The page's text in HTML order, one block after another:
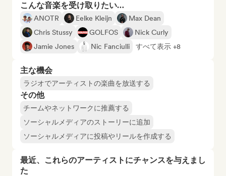
こんな音楽を受け取りたい…
ANOTR Eelke Kleijn
Max Dean
Chris Stussy
GOLFOS
Nick Curly
Jamie Jones
Nic Fanciulli すべて表示 +8
主な機会
ラジオでアーティストの楽曲を放送する
その他
チームやネットワークに推薦する
ソーシャルメディアのストーリーに追加
ソーシャルメディアに投稿やリールを作成する
最近、これらのアーティストにチャンスを与えまし
た